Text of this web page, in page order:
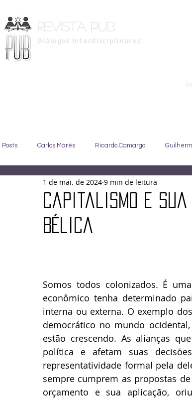
Revista pub
Diálogos Interdisciplinares
Posts Carlos Marés Ricardo Camargo
Marise Duarte Johny GIffoni Sebastião Staut
Elizabeth Harkot Paulo Velten
Frank García
Capitalismo e
bélica
1 de mai. de 2024 9 min de leitura
Somos todos colonizados. É
econômico tenha determinado
interna ou externa. O exemplo
democrático no mundo
estão crescendo. As alianças
política e afetam suas
representatividade formal pela
sempre cumprem as propostas
orçamento e sua aplicação,